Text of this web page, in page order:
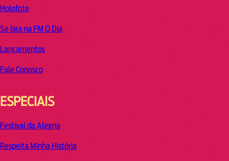
Holofote
Se liga na FM O Dia
Lançamentos
Fale Conosco
ESPECIAIS
Festival da Alegria
Respeita Minha História